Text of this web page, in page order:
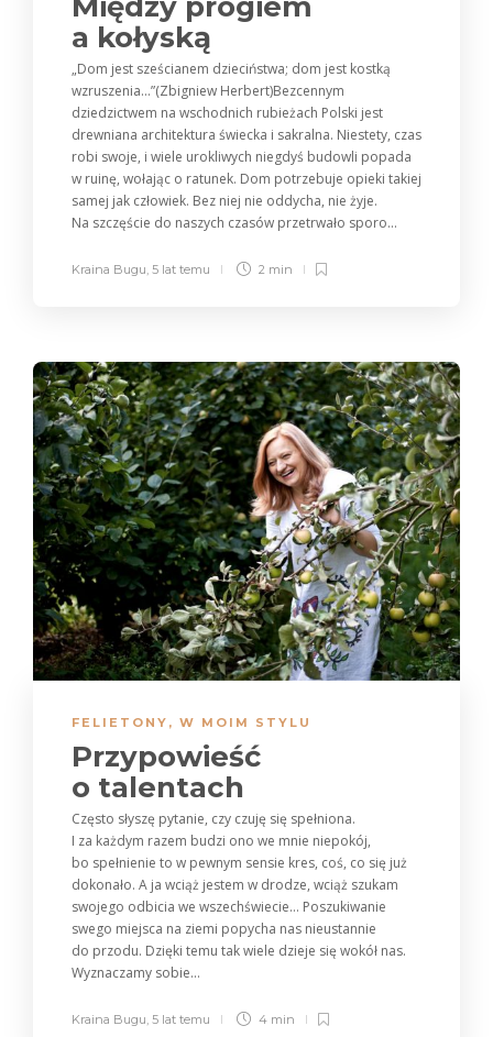
a kołyską
„Dom jest sześcianem dzieciństwa; dom jest kostką
wzruszenia…”(Zbigniew Herbert)Bezcennym
dziedzictwem na wschodnich rubieżach Polski jest
drewniana architektura świecka i sakralna. Niestety, czas
robi swoje, i wiele urokliwych niegdyś budowli popada
w ruinę, wołając o ratunek. Dom potrzebuje opieki takiej
samej jak człowiek. Bez niej nie oddycha, nie żyje.
Na szczęście do naszych czasów przetrwało sporo...
Kraina Bugu, 5 lat temu 2 min
FELIETONY , W MOIM STYLU
Przypowieść
o talentach
Często słyszę pytanie, czy czuję się spełniona.
I za każdym razem budzi ono we mnie niepokój,
bo spełnienie to w pewnym sensie kres, coś, co się już
dokonało. A ja wciąż jestem w drodze, wciąż szukam
swojego odbicia we wszechświecie… Poszukiwanie
swego miejsca na ziemi popycha nas nieustannie
do przodu. Dzięki temu tak wiele dzieje się wokół nas.
Wyznaczamy sobie...
Kraina Bugu, 5 lat temu 4 min